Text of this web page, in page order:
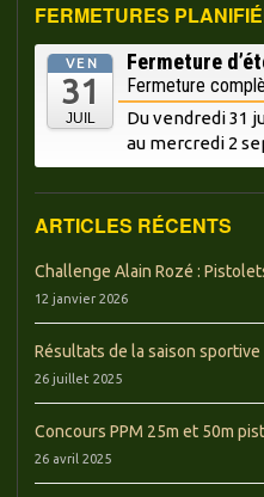
FERMETURES
VEN
31
JUIL
Fermeture
Fermeture
Du vendredi 31
au mercredi 2
ARTICLES RÉCENTS
Challenge Alain Rozé :
12 janvier 2026
Résultats de la saison
26 juillet 2025
Concours PPM 25m et 50m
26 avril 2025